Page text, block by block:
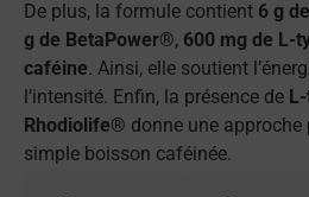
De plus, la formule contient 6 g
g de BetaPower®, 600 mg de L-
caféine. Ainsi, elle soutient
l’intensité. Enfin, la présence de
Rhodiolife® donne une approche
simple boisson caféinée.